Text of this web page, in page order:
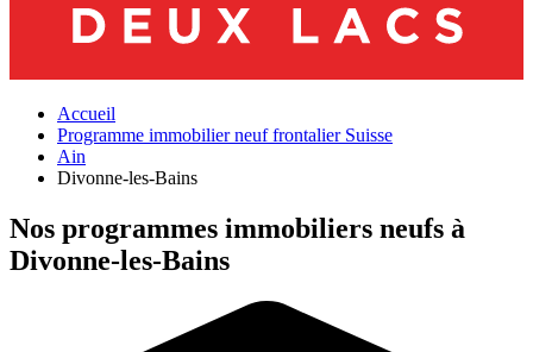
Accueil
Programme immobilier neuf frontalier Suisse
Ain
Divonne-les-Bains
Nos programmes immobiliers neufs à
Divonne-les-Bains